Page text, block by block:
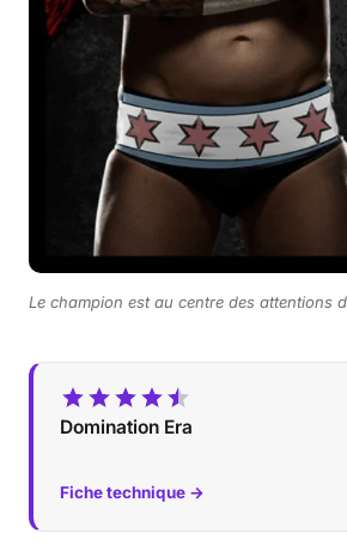
Le champion est au centre des attentions
Domination Era
Fiche technique →